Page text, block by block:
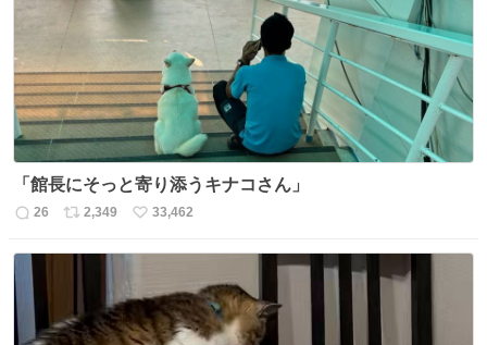
「館長にそっと寄り添うキナコさん」
返
数
26
リ
数
2,349
い
33,462